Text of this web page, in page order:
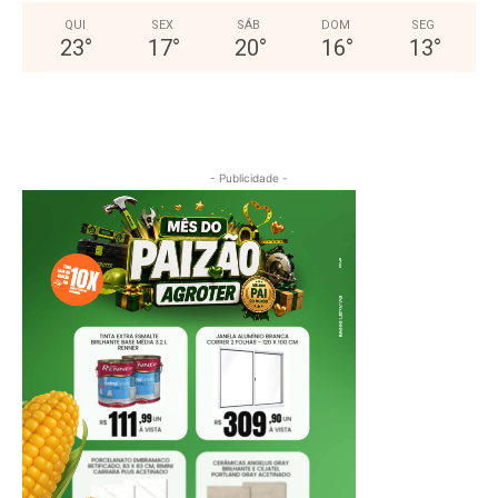
QUI
23°
SEX
17°
SÁB
20°
DOM
16°
SEG
13°
- Publicidade -